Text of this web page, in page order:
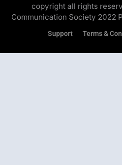
copyright all rights
Communication Society 2022
Support Terms &